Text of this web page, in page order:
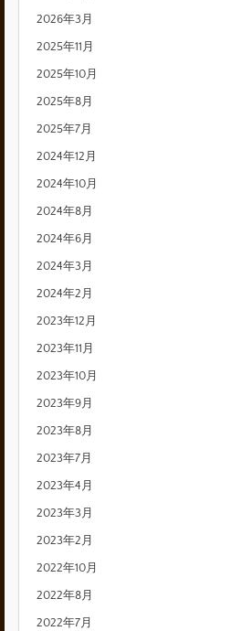
2026年3月
2025年11月
2025年10月
2025年8月
2025年7月
2024年12月
2024年10月
2024年8月
2024年6月
2024年3月
2024年2月
2023年12月
2023年11月
2023年10月
2023年9月
2023年8月
2023年7月
2023年4月
2023年3月
2023年2月
2022年10月
2022年8月
2022年7月